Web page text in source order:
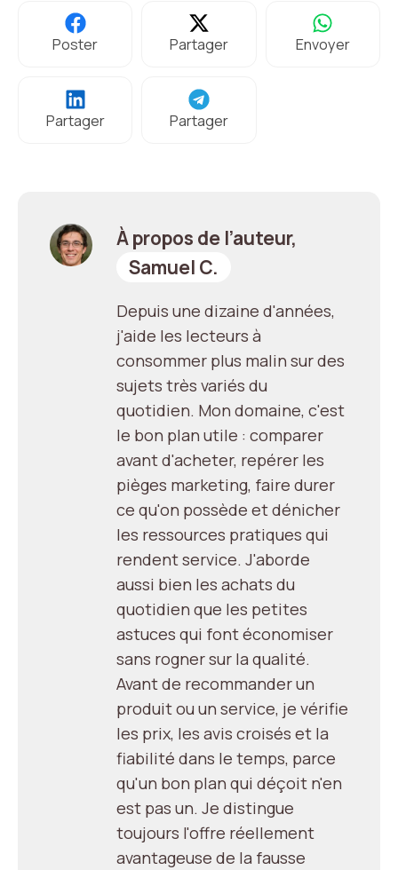
Poster Partager Envoyer
Partager Partager
À propos de l’auteur,
Samuel C.
Depuis une dizaine d'années,
j'aide les lecteurs à
consommer plus malin sur des
sujets très variés du
quotidien. Mon domaine, c'est
le bon plan utile : comparer
avant d'acheter, repérer les
pièges marketing, faire durer
ce qu'on possède et dénicher
les ressources pratiques qui
rendent service. J'aborde
aussi bien les achats du
quotidien que les petites
astuces qui font économiser
sans rogner sur la qualité.
Avant de recommander un
produit ou un service, je vérifie
les prix, les avis croisés et la
fiabilité dans le temps, parce
qu'un bon plan qui déçoit n'en
est pas un. Je distingue
toujours l'offre réellement
avantageuse de la fausse